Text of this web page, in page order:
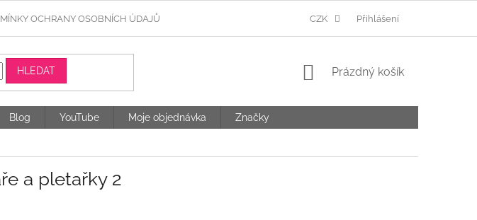
OCHRANY OSOBNÍCH ÚDAJŮ CZK Přihlášení
HLEDAT
NÁKUPNÍ
Prázdný košík
Blog YouTube Moje objednávka Značky
a pletařky 2